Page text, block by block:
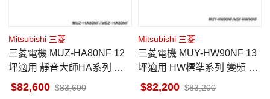
Mitsubishi 三菱
三菱電機 MUZ-HA80NF 12
坪適用 靜音大師HA系列 冷
暖 空調 MSZ-HA80NF
82,600 83,600
Mitsubishi 三菱
三菱電機 MUY-HW90NF 13
坪適用 HW標準系列 變頻 冷
氣 MSY-HW90NF
82,200 83,200